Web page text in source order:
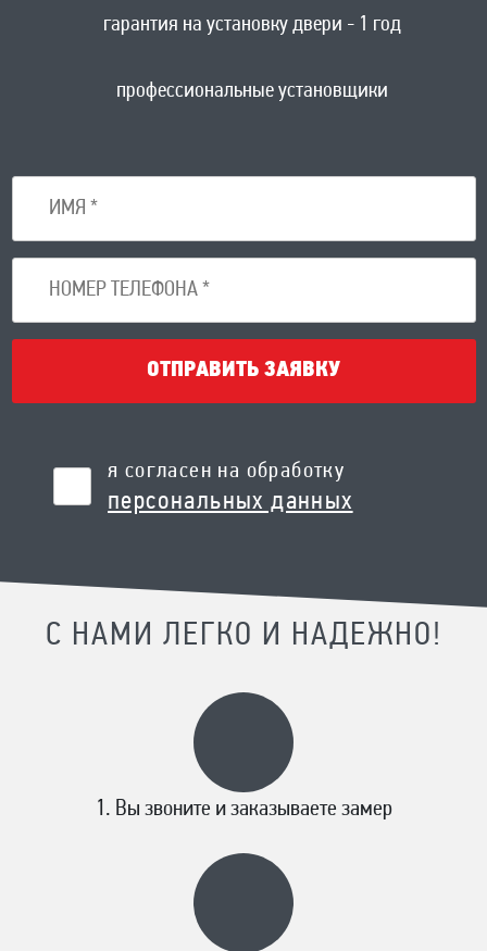
гарантия на установку двери - 1 год
профессиональные установщики
ОТПРАВИТЬ ЗАЯВКУ
я согласен на обработку
персональных данных
С НАМИ ЛЕГКО И НАДЕЖНО!
Вы звоните и заказываете замер